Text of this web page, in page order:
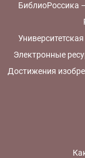
БиблиоРоссика
Электронные
Достижения